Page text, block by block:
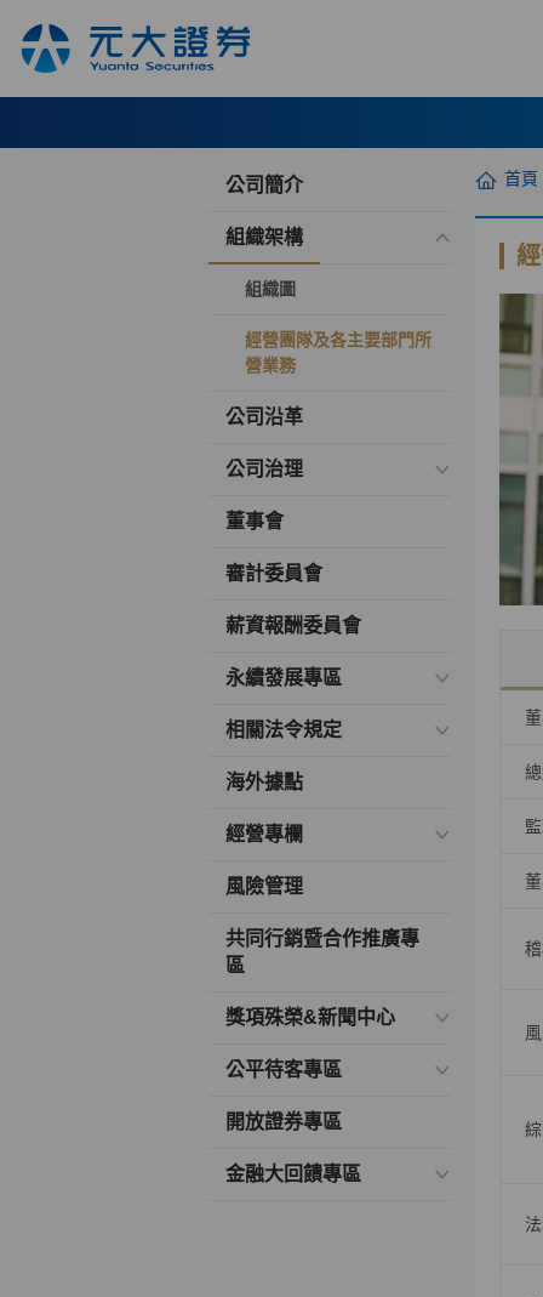
公司簡介
組織架構
組織圖
經營團隊及各主要部門所
營業務
公司沿革
公司治理
董事會
審計委員會
薪資報酬委員會
永續發展專區
相關法令規定
海外據點
經營專欄
風險管理
共同行銷暨合作推廣專
區
獎項殊榮&新聞中心
公平待客專區
開放證券專區
金融大回饋專區
首頁